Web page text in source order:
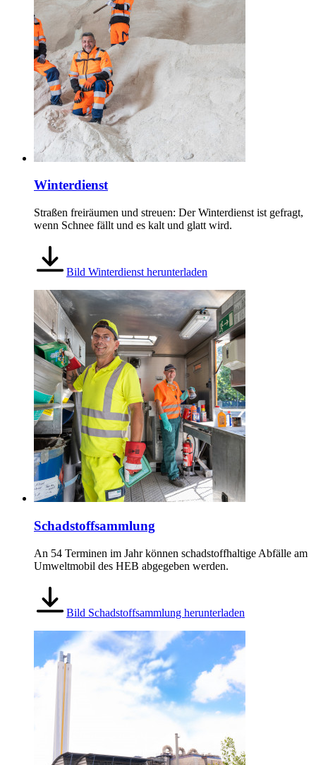
Winterdienst
Straßen freiräumen und streuen: Der Winterdienst ist gefragt,
wenn Schnee fällt und es kalt und glatt wird.
Bild Winterdienst herunterladen
Schadstoffsammlung
An 54 Terminen im Jahr können schadstoffhaltige Abfälle am
Umweltmobil des HEB abgegeben werden.
Bild Schadstoffsammlung herunterladen